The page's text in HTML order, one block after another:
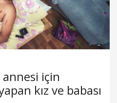
için
kız ve babası